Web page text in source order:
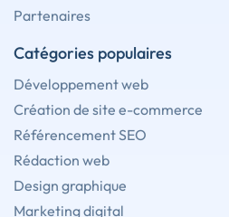
Partenaires
Catégories populaires
Développement web
Création de site e-commerce
Référencement SEO
Rédaction web
Design graphique
Marketing digital